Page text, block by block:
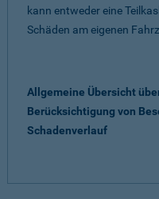
kann entweder eine
Schäden am eigenen
Allgemeine Übersicht
Berücksichtigung von
Schadenverlauf